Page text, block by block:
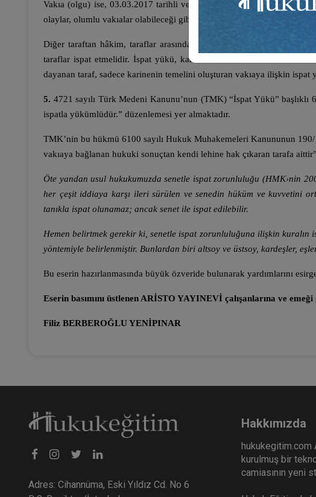
Vakıa (olgu) ise, 03.03.2017 tarihli ve 2015/2 E., 2017/1 K. sayılı
olaylar, olumlu vakıalar olabileceği gibi olumsuz vakıalar da olabilir.
Diğer taraftan hâkim, taraflar arasında uyuşmazlık konusu olan
taraflar ispat etmelidir. İspat yükü, kanunda özel bir düzenleme
dayanan taraf, sadece karinenin temelini oluşturan vakıaya ilişkin ispat
5. 4721 sayılı Türk Medeni Kanunu’nun (TMK) “İspat Yükü” başlıklı
ispatla yükümlüdür.” düzenlemesi yer almaktadır.
TMK’nin bu hükmü 6100 sayılı Hukuk Muhakemeleri Kanununun
vakıaya bağlanan hukuki sonuçtan kendi lehine hak çıkaran tarafa
Öte yandan usul hukukumuzda senetle ispat zorunluluğu (HMK›nin
her çeşit iddiaya karşı ileri sürülen ve senedin hüküm ve kuvvetini
tanıkla ispat olunamaz; ancak senet ile ispat edilebilir.
Hemen belirtmek gerekir ki, senetle ispat zorunluluğuna ilişkin kuralın
yöntemiyle belirlenmiştir. Bunlardan biri altsoy ve üstsoy, kardeşler,
Bu eserin hazırlanmasında büyük özveride bulunarak yardımlarını
Eserin basımını üstlenen ARİSTO YAYINEVİ çalışanlarına ve
Filiz BERBEROĞLU YENİPINAR
Adres: Cihannüma, Eski Yıldız Cd. No 6
Hakkımızda
hukukegitim.com
kurulmuş bir
camiasının yeni